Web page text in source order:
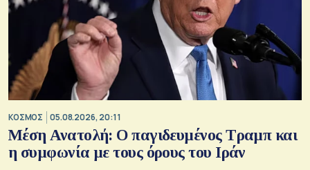
ΚΟΣΜΟΣ 05.08.2026, 20:11
Μέση Ανατολή: Ο παγιδευμένος Τραμπ και
η συμφωνία με τους όρους του Ιράν